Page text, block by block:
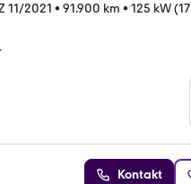
11/2021 • 91.900 km • 125 kW
Kontakt